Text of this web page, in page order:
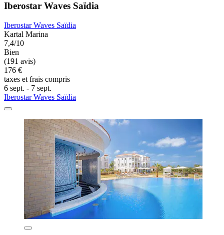
Iberostar Waves Saïdia
Iberostar Waves Saïdia
Kartal Marina
7,4/10
Bien
(191 avis)
176 €
taxes et frais compris
6 sept. - 7 sept.
Iberostar Waves Saïdia